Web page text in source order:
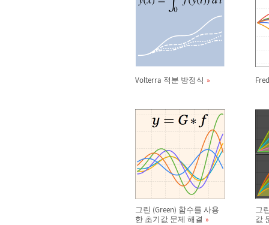
Volterra 적분 방정식
그린 (Green) 함수를 사용
한 초기값 문제 해결
그
값